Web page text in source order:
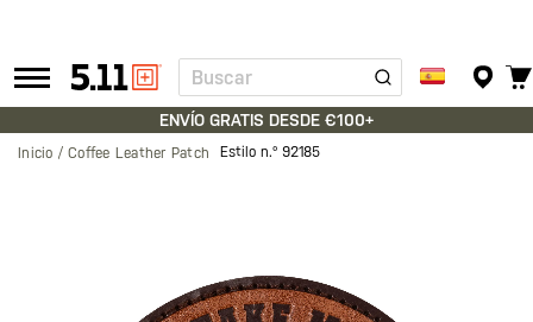
Tactical
Gear
Buscar
ENVÍO GRATIS DESDE €100+
Inicio Coffee Leather Patch Estilo n.º 92185